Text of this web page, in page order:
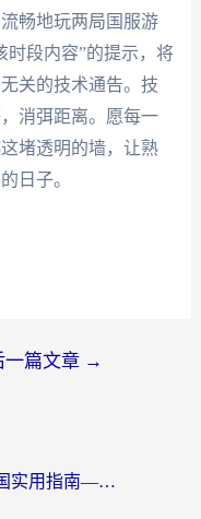
畅地玩两局国服游
时段内容”的提示，将
关的技术通告。技
消弭距离。愿每一
堵透明的墙，让熟
日子。
一篇文章 →
海外党别再踩坑！vpn翻回国实用指南——选对加速器，国内资源无缝用